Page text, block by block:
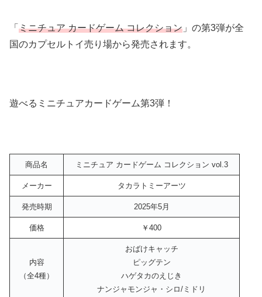
「 ミニチュア カードゲーム コレクション 」の第3弾が全
国のカプセルトイ売り場から発売されます。
遊べるミニチュアカードゲーム第3弾！
商品名 ミニチュア カードゲーム コレクション vol.3
メーカー タカラトミーアーツ
発売時期 2025年5月
価格 ￥400
内容
（全4種）
おばけキャッチ
ピッグテン
ハゲタカのえじき
ナンジャモンジャ・シロ/ミドリ